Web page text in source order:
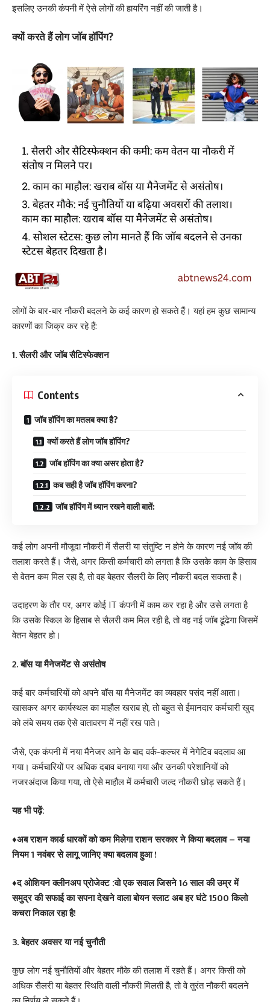
इसलिए उनकी कंपनी में ऐसे लोगों की हायरिंग नहीं की जाती है।
क्यों करते हैं लोग जॉब हॉपिंग?
लोगों के बार-बार नौकरी बदलने के कई कारण हो सकते हैं। यहां हम कुछ सामान्य
कारणों का जिक्र कर रहे हैं:
1. सैलरी और जॉब सैटिस्फेक्शन
Contents
जॉब हॉपिंग का मतलब क्या है?
क्यों करते हैं लोग जॉब हॉपिंग?
जॉब हॉपिंग का क्या असर होता है?
कब सही है जॉब हॉपिंग करना?
जॉब हॉपिंग में ध्यान रखने वाली बातें:
कई लोग अपनी मौजूदा नौकरी में सैलरी या संतुष्टि न होने के कारण नई जॉब की
तलाश करते हैं। जैसे, अगर किसी कर्मचारी को लगता है कि उसके काम के हिसाब
से वेतन कम मिल रहा है, तो वह बेहतर सैलरी के लिए नौकरी बदल सकता है।
उदाहरण के तौर पर, अगर कोई IT कंपनी में काम कर रहा है और उसे लगता है
कि उसके स्किल के हिसाब से सैलरी कम मिल रही है, तो वह नई जॉब ढूंढेगा जिसमें
वेतन बेहतर हो।
2. बॉस या मैनेजमेंट से असंतोष
कई बार कर्मचारियों को अपने बॉस या मैनेजमेंट का व्यवहार पसंद नहीं आता।
खासकर अगर कार्यस्थल का माहौल खराब हो, तो बहुत से ईमानदार कर्मचारी खुद
को लंबे समय तक ऐसे वातावरण में नहीं रख पाते।
जैसे, एक कंपनी में नया मैनेजर आने के बाद वर्क-कल्चर में नेगेटिव बदलाव आ
गया। कर्मचारियों पर अधिक दबाव बनाया गया और उनकी परेशानियों को
नजरअंदाज किया गया, तो ऐसे माहौल में कर्मचारी जल्द नौकरी छोड़ सकते हैं।
यह भी पढ़ें:
♦अब राशन कार्ड धारकों को कम मिलेगा राशन सरकार ने किया बदलाव – नया
नियम 1 नवंबर से लागू जानिए क्या बदलाव हुआ !
♦द ओशियन क्लीनअप प्रोजेक्ट :वो एक सवाल जिसने 16 साल की उम्र में
समुद्र की सफाई का सपना देखने वाला बोयन स्लाट अब हर घंटे 1500 किलो
कचरा निकाल रहा है!
3. बेहतर अवसर या नई चुनौती
कुछ लोग नई चुनौतियों और बेहतर मौके की तलाश में रहते हैं। अगर किसी को
अधिक सैलरी या बेहतर स्थिति वाली नौकरी मिलती है, तो वे तुरंत नौकरी बदलने